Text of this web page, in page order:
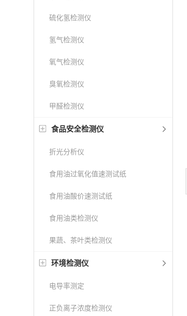
硫化氢检测仪
氢气检测仪
氧气检测仪
臭氧检测仪
甲醛检测仪
食品安全检测仪
折光分析仪
食用油过氧化值速测试纸
食用油酸价速测试纸
食用油类检测仪
果蔬、茶叶类检测仪
环境检测仪
电导率测定
正负离子浓度检测仪